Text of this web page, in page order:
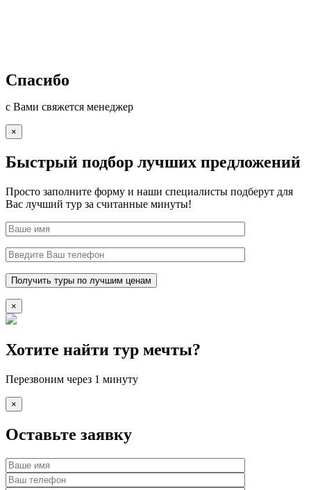
Спасибо
с Вами свяжется менеджер
×
Быстрый подбор лучших предложений
Просто заполните форму и наши специалисты подберут для
Вас лучший тур за считанные минуты!
×
Хотите найти тур мечты?
Перезвоним через 1 минуту
×
Оставьте заявку